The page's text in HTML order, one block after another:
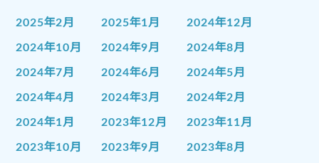
2025年2月 2025年1月 2024年12月
2024年10月 2024年9月 2024年8月
2024年7月 2024年6月 2024年5月
2024年4月 2024年3月 2024年2月
2024年1月 2023年12月 2023年11月
2023年10月 2023年9月 2023年8月